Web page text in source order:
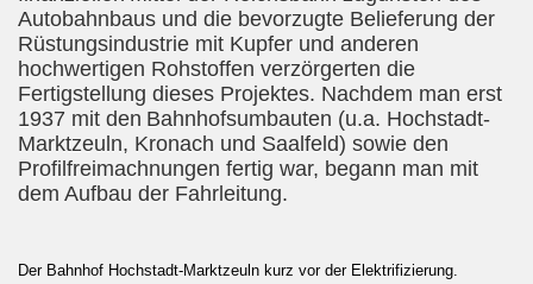
Autobahnbaus und die bevorzugte Belieferung der
Rüstungsindustrie mit Kupfer und anderen
hochwertigen Rohstoffen verzörgerten die
Fertigstellung dieses Projektes. Nachdem man erst
1937 mit den Bahnhofsumbauten (u.a. Hochstadt-
Marktzeuln, Kronach und Saalfeld) sowie den
Profilfreimachnungen fertig war, begann man mit
dem Aufbau der Fahrleitung.
Der Bahnhof Hochstadt-Marktzeuln kurz vor der Elektrifizierung.